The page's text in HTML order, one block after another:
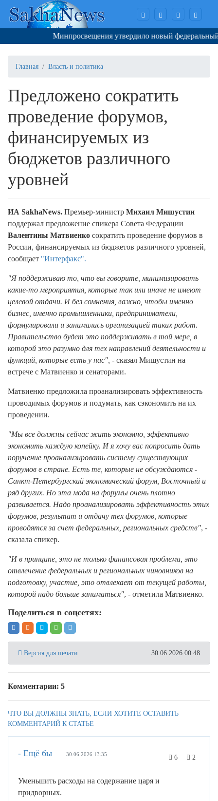
Минпросвещения утвердило новый федеральный
Главная Власть и политика
Предложено сократить
проведение форумов,
финансируемых из
бюджетов различного
уровней
ИА SakhaNews. Премьер-министр Михаил Мишустин
поддержал предложение спикера Совета Федерации
Валентины Матвиенко сократить проведение форумов в
России, финансируемых из бюджетов различного уровней,
сообщает "Интерфакс".
"Я поддерживаю то, что вы говорите, минимизировать
какие-то мероприятия, которые так или иначе не имеют
целевой отдачи. И без сомнения, важно, чтобы именно
бизнес, именно промышленники, предприниматели,
формулировали и занимались организацией таких работ.
Правительство будет это поддерживать в той мере, в
которой это разумно для тех направлений деятельности и
функций, которые есть у нас", - сказал Мишустин на
встрече с Матвиенко и сенаторами.
Матвиенко предложила проанализировать эффективность
проводимых форумов и подумать, как сэкономить на их
проведении.
"Мы все должны сейчас жить экономно, эффективно
экономить каждую копейку. И я хочу вас попросить дать
поручение проанализировать систему существующих
форумов в стране. Есть те, которые не обсуждаются -
Санкт-Петербургский экономический форум, Восточный и
ряд других. Но эта мода на форумы очень плотно
развивается. Надо проанализировать эффективность этих
форумов, результат и отдачу тех форумов, которые
проводятся за счет федеральных, региональных средств", -
сказала спикер.
"И в принципе, это не только финансовая проблема, это
отвлечение федеральных и региональных чиновников на
подготовку, участие, это отвлекает от текущей работы,
которой надо больше заниматься", - отметила Матвиенко.
Поделиться в соцсетях:
Версия для печати 30.06.2026 00:48
Комментарии: 5
ЧТО ВЫ ДОЛЖНЫ ЗНАТЬ, ЕСЛИ ХОТИТЕ ОСТАВИТЬ
КОММЕНТАРИЙ К СТАТЬЕ
- Ещё бы 30.06.2026 13:35 6 2
Уменьшить расходы на содержание царя и
придворных.